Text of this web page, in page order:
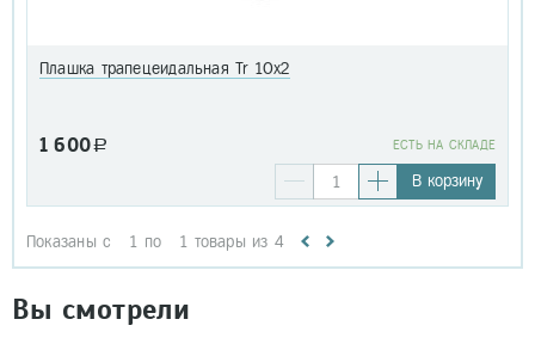
Плашка трапецеидальная Tr 10х2
1 600a EСТЬ НА СКЛАДЕ
В корзину
Показаны с 1 по 1 товары из 4
Вы смотрели